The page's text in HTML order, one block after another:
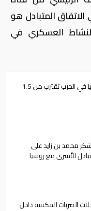
الاتفاق المتبادل هو
العسكري في
أوكرانيا: خسائر روسيا في الحرب تقترب من 1.5
محمد بن زايد على
الأسرى مع روسيا
الضربات المكثفة داخل